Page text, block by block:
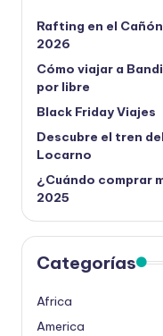
Rafting en el
2026
Cómo viajar a
por libre
Black Friday Viajes
Descubre el tren
Locarno
¿Cuándo comprar
2025
Categorías
Africa
America